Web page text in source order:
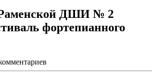
Раменской ДШИ № 2
фортепианного